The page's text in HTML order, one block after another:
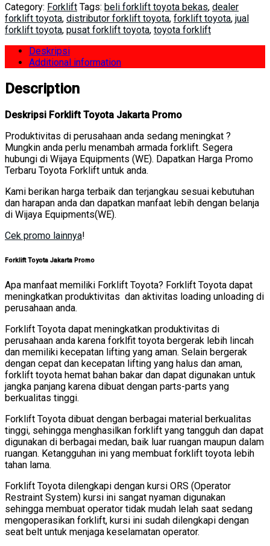
Category: Forklift Tags: beli forklift toyota bekas, dealer
forklift toyota, distributor forklift toyota, forklift toyota, jual
forklift toyota, pusat forklift toyota, toyota forklift
Deskripsi
Additional information
Description
Deskripsi Forklift Toyota Jakarta Promo
Produktivitas di perusahaan anda sedang meningkat ?
Mungkin anda perlu menambah armada forklift. Segera
hubungi di Wijaya Equipments (WE). Dapatkan Harga Promo
Terbaru Toyota Forklift untuk anda.
Kami berikan harga terbaik dan terjangkau sesuai kebutuhan
dan harapan anda dan dapatkan manfaat lebih dengan belanja
di Wijaya Equipments(WE).
Cek promo lainnya!
Forklift Toyota Jakarta Promo
Apa manfaat memiliki Forklift Toyota? Forklift Toyota dapat
meningkatkan produktivitas dan aktivitas loading unloading di
perusahaan anda.
Forklift Toyota dapat meningkatkan produktivitas di
perusahaan anda karena forklfit toyota bergerak lebih lincah
dan memiliki kecepatan lifting yang aman. Selain bergerak
dengan cepat dan kecepatan lifting yang halus dan aman,
forklift toyota hemat bahan bakar dan dapat digunakan untuk
jangka panjang karena dibuat dengan parts-parts yang
berkualitas tinggi.
Forklift Toyota dibuat dengan berbagai material berkualitas
tinggi, sehingga menghasilkan forklift yang tangguh dan dapat
digunakan di berbagai medan, baik luar ruangan maupun dalam
ruangan. Ketangguhan ini yang membuat forklift toyota lebih
tahan lama.
Forklift Toyota dilengkapi dengan kursi ORS (Operator
Restraint System) kursi ini sangat nyaman digunakan
sehingga membuat operator tidak mudah lelah saat sedang
mengoperasikan forklift, kursi ini sudah dilengkapi dengan
seat belt untuk menjaga keselamatan operator.